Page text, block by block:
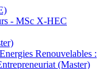
- MSc X-HEC
Renouvelables :
(Master)